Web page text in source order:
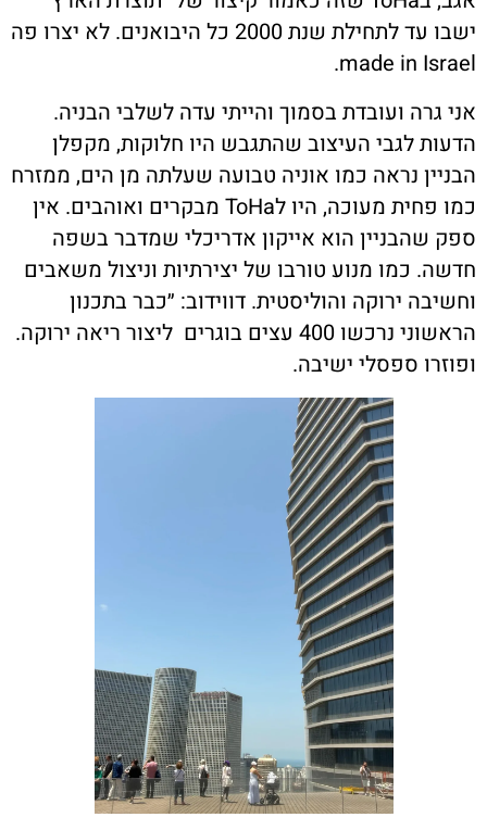
ישבו עד לתחילת שנת 2000 כל היבואנים. לא יצרו פה
made in Israel
.
אני גרה ועובדת בסמוך והייתי עדה לשלבי הבניה.
הדעות לגבי העיצוב שהתגבש היו חלוקות, מקפלן
הבניין נראה כמו אוניה טבועה שעלתה מן הים, ממזרח
כמו פחית מעוכה, היו לToHa מבקרים ואוהבים. אין
ספק שהבניין הוא אייקון אדריכלי שמדבר בשפה
חדשה. כמו מנוע טורבו של יצירתיות וניצול משאבים
וחשיבה ירוקה והוליסטית. דווידוב: ״כבר בתכנון
הראשוני נרכשו 400 עצים בוגרים
ליצור ריאה ירוקה.
ופוזרו ספסלי ישיבה.